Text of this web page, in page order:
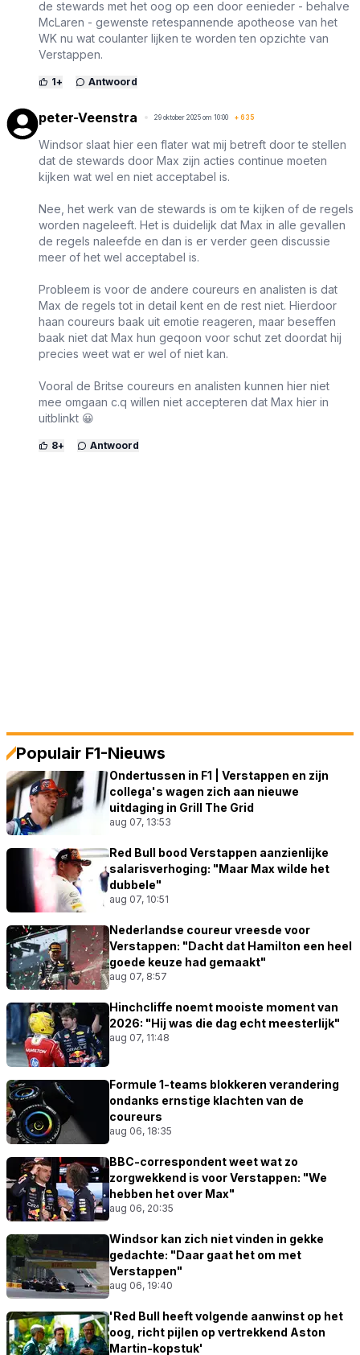
de stewards met het oog op een door eenieder - behalve
McLaren - gewenste retespannende apotheose van het
WK nu wat coulanter lijken te worden ten opzichte van
Verstappen.
1+ Antwoord
peter-Veenstra 29 oktober 2025 om 10:00 + 635
Windsor slaat hier een flater wat mij betreft door te stellen
dat de stewards door Max zijn acties continue moeten
kijken wat wel en niet acceptabel is.
Nee, het werk van de stewards is om te kijken of de regels
worden nageleeft. Het is duidelijk dat Max in alle gevallen
de regels naleefde en dan is er verder geen discussie
meer of het wel acceptabel is.
Probleem is voor de andere coureurs en analisten is dat
Max de regels tot in detail kent en de rest niet. Hierdoor
haan coureurs baak uit emotie reageren, maar beseffen
baak niet dat Max hun geqoon voor schut zet doordat hij
precies weet wat er wel of niet kan.
Vooral de Britse coureurs en analisten kunnen hier niet
mee omgaan c.q willen niet accepteren dat Max hier in
uitblinkt 😀
8+ Antwoord
Populair F1-Nieuws
Ondertussen in F1 | Verstappen en zijn
collega's wagen zich aan nieuwe
uitdaging in Grill The Grid
aug 07, 13:53
Red Bull bood Verstappen aanzienlijke
salarisverhoging: "Maar Max wilde het
dubbele"
aug 07, 10:51
Nederlandse coureur vreesde voor
Verstappen: "Dacht dat Hamilton een heel
goede keuze had gemaakt"
aug 07, 8:57
Hinchcliffe noemt mooiste moment van
2026: "Hij was die dag echt meesterlijk"
aug 07, 11:48
Formule 1-teams blokkeren verandering
ondanks ernstige klachten van de
coureurs
aug 06, 18:35
BBC-correspondent weet wat zo
zorgwekkend is voor Verstappen: "We
hebben het over Max"
aug 06, 20:35
Windsor kan zich niet vinden in gekke
gedachte: "Daar gaat het om met
Verstappen"
aug 06, 19:40
'Red Bull heeft volgende aanwinst op het
oog, richt pijlen op vertrekkend Aston
Martin-kopstuk'